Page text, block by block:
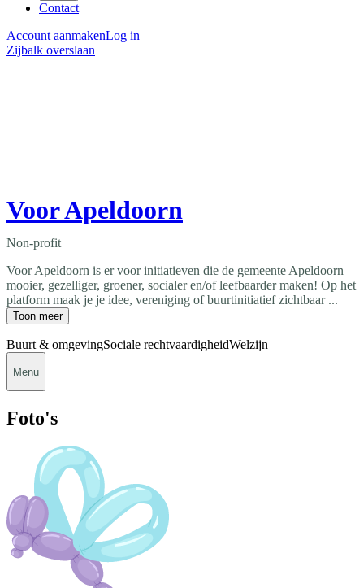
Contact
Account aanmakenLog in
Zijbalk overslaan
Voor Apeldoorn
Non-profit
Voor Apeldoorn is er voor initiatieven die de gemeente Apeldoorn
mooier, gezelliger, groener, socialer en/of leefbaarder maken! Op het
platform maak je je idee, vereniging of buurtinitiatief zichtbaar ...
Toon meer
Buurt & omgevingSociale rechtvaardigheidWelzijn
Menu
Foto's